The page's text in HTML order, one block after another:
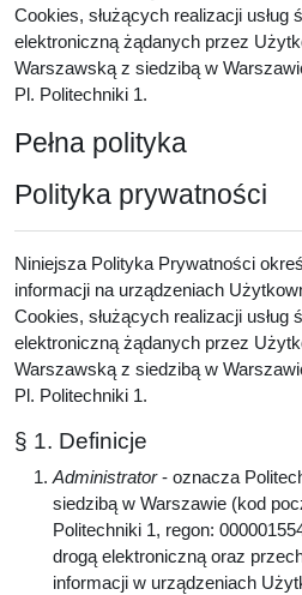
Cookies, służących realizacji usług
elektroniczną żądanych przez
Warszawską z siedzibą w
Pl. Politechniki 1.
Pełna polityka
Polityka prywatności
Niniejsza Polityka Prywatności
informacji na urządzeniach
Cookies, służących realizacji usług
elektroniczną żądanych przez
Warszawską z siedzibą w
Pl. Politechniki 1.
§ 1. Definicje
Administrator- oznacza
siedzibą w Warszawie (kod
Politechniki 1, regon:
drogą elektroniczną oraz
informacji w urządzeniach